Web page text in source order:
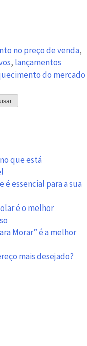
no preço de venda,
, lançamentos
do mercado
que está
essencial para a sua
é o melhor
Morar” é a melhor
mais desejado?